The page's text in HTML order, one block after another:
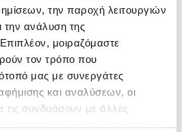
την παροχή λειτουργιών
την ανάλυση της
μοιραζόμαστε
τον τρόπο που
μας με συνεργάτες
και αναλύσεων, οι
τις συνδυάσουν με άλλες
παραχωρήσει ή τις οποίες
- RRMC - Robotic
Center
MD,MsC, PhD